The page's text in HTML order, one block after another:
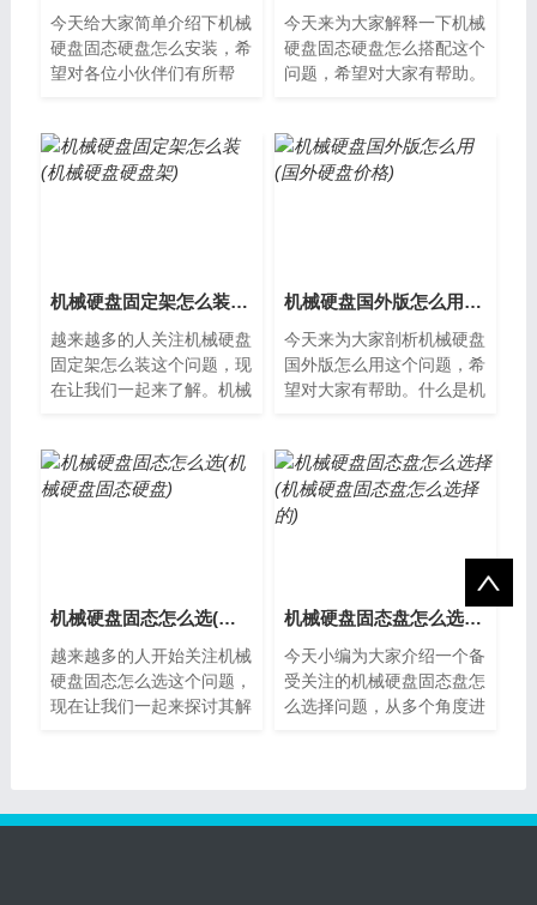
今天给大家简单介绍下机械
硬盘固态硬盘怎么安装，希
望对各位小伙伴们有所帮
数据的，因此...
今天来为大家解释一下机械
硬盘固态硬盘怎么搭配这个
问题，希望对大家有帮助。
和读 写头...
机械硬盘固定架怎么装(机械硬盘硬盘架)
越来越多的人关注机械硬盘
固定架怎么装这个问题，现
在让我们一起来了解。机械
内部的设备...
机械硬盘国外版怎么用(国外硬盘价格)
今天来为大家剖析机械硬盘
国外版怎么用这个问题，希
望对大家有帮助。什么是机
的机械硬盘...
机械硬盘固态怎么选(机械硬盘固态硬盘)
越来越多的人开始关注机械
硬盘固态怎么选这个问题，
现在让我们一起来探讨其解
机械硬盘固态盘怎么选择(机械硬盘固态盘怎么选择的)
今天小编为大家介绍一个备
受关注的机械硬盘固态盘怎
么选择问题，从多个角度进